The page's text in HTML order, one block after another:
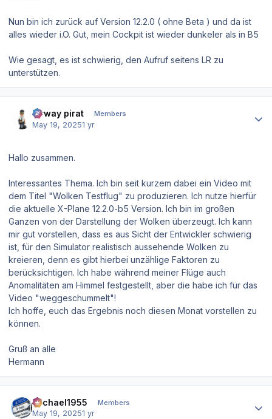
Nun bin ich zurück auf Version 12.2.0 ( ohne Beta ) und da ist
alles wieder i.O. Gut, mein Cockpit ist wieder dunkeler als in B5
Wie gesagt, es ist schwierig, den Aufruf seitens LR zu
unterstützen.
airway pirat Members
May 19, 20251 yr
Hallo zusammen.
Interessantes Thema. Ich bin seit kurzem dabei ein Video mit
dem Titel "Wolken Testflug" zu produzieren. Ich nutze hierfür
die aktuelle X-Plane 12.2.0-b5 Version. Ich bin im großen
Ganzen von der Darstellung der Wolken überzeugt. Ich kann
mir gut vorstellen, dass es aus Sicht der Entwickler schwierig
ist, für den Simulator realistisch aussehende Wolken zu
kreieren, denn es gibt hierbei unzählige Faktoren zu
berücksichtigen. Ich habe während meiner Flüge auch
Anomalitäten am Himmel festgestellt, aber die habe ich für das
Video "weggeschummelt"!
Ich hoffe, euch das Ergebnis noch diesen Monat vorstellen zu
können.
Gruß an alle
Hermann
Michael1955 Members
May 19, 20251 yr